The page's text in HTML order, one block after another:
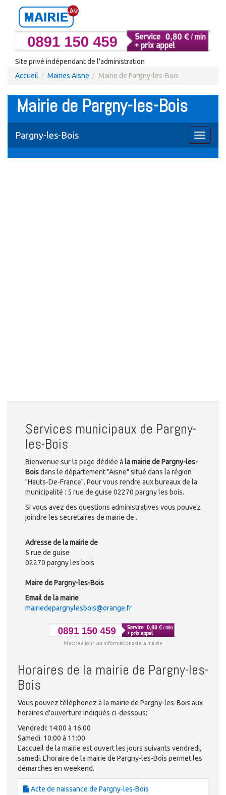
Site privé indépendant de l'administration
Accueil
Mairies Aisne Mairie de Pargny-les-Bois
Mairie de Pargny-les-Bois
Toggle
Pargny-les-Bois
Services municipaux de Pargny-
les-Bois
Bienvenue sur la page dédiée à la mairie de Pargny-les-
Boisdans le département "Aisne" situé dans la région
"Hauts-De-France". Pour vous rendre aux bureaux de la
municipalité : 5 rue de guise 02270 pargny les bois.
Si vous avez des questions administratives vous pouvez
joindre les secretaires de mairie de .
Adresse de la mairie de
5 rue de guise
02270 pargny les bois
Maire de Pargny-les-Bois
Email de la mairie
mairiedepargnylesbois@orange.fr
Mettre à jour les informations de la mairie
Horaires de la mairie de Pargny-les-
Bois
Vous pouvez téléphonez à la mairie de Pargny-les-Bois aux
horaires d'ouverture indiqués ci-dessous:
Vendredi: 14:00 à 16:00
Samedi: 10:00 à 11:00
L'accueil de la mairie est ouvert les jours suivants vendredi,
samedi. L'horaire de la mairie de Pargny-les-Bois permet les
démarches en weekend.
Acte de naissance de Pargny-les-Bois